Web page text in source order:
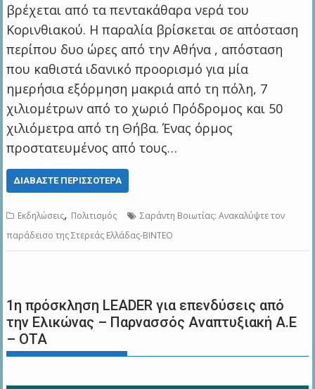
βρέχεται από τα πεντακάθαρα νερά του
Κορινθιακού. Η παραλία βρίσκεται σε απόσταση
περίπου δυο ώρες από την Αθήνα , απόσταση
που καθιστά ιδανικό προορισμό για μία
ημερήσια εξόρμηση μακριά από τη πόλη, 7
χιλιομέτρων από το χωριό Πρόδρομος και 50
χιλιόμετρα από τη Θήβα. Ένας όρμος
προστατευμένος από τους…
ΔΙΑΒΆΣΤΕ ΠΕΡΙΣΣΌΤΕΡΑ
Εκδηλώσεις, Πολιτισμός
Σαράντη Βοιωτίας: Ανακαλύψτε τον
παράδεισο της Στερεάς Ελλάδας-ΒΙΝΤΕΟ
1η πρόσκληση LEADER για επενδύσεις από
την Ελικώνας – Παρνασσός Αναπτυξιακή Α.Ε
– ΟΤΑ